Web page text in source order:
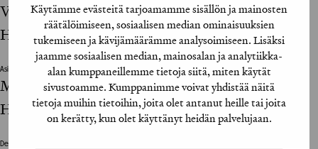
Käytämme evästeitä tarjoamamme sisällön ja mainosten
räätälöimiseen, sosiaalisen median ominaisuuksien
tukemiseen ja kävijämäärämme analysoimiseen. Lisäksi
jaamme sosiaalisen median, mainosalan ja analytiikka-
alan kumppaneillemme tietoja siitä, miten käytät
sivustoamme. Kumppanimme voivat yhdistää näitä
tietoja muihin tietoihin, joita olet antanut heille tai joita
on kerätty, kun olet käyttänyt heidän palvelujaan.
Valokuvaaja: Marko Rantanen, Kuvausassistentti:
Hanna Kaikula, Maskeeraus: Marina Lavenius
Asiakkaan vastuuhenkilö / Client’s Representative
Marja Istala Kumpunen ja Virpi Tahvanainen /
Helsingin kaupunginorkesteri
Designer